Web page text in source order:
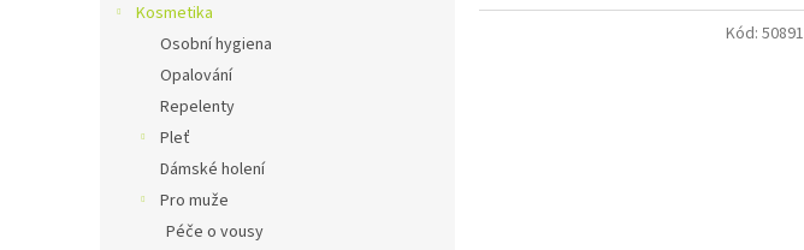
Kosmetika
Osobní hygiena
Opalování
Repelenty
Pleť
Dámské holení
Pro muže
Péče o vousy
Kód: 50891